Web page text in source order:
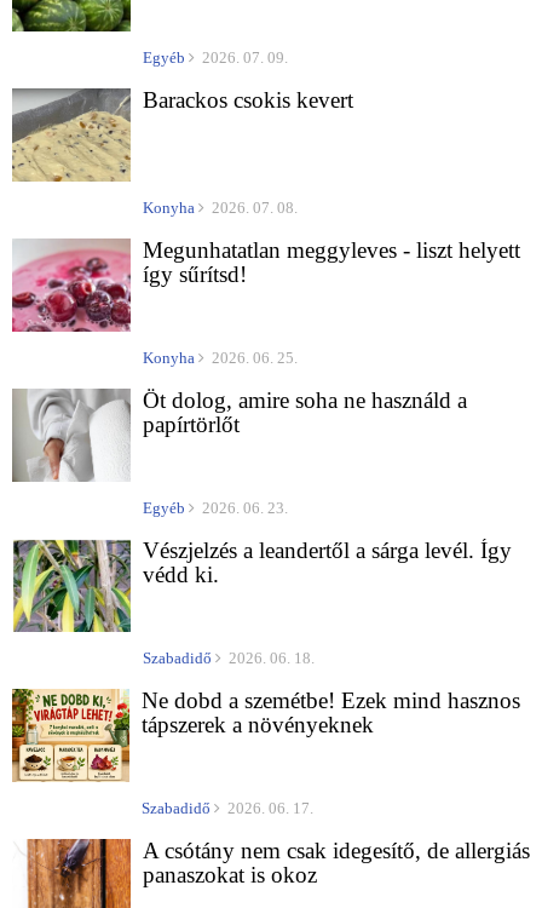
Egyéb 2026. 07. 09.
Barackos csokis kevert
Konyha 2026. 07. 08.
Megunhatatlan meggyleves - liszt helyett
így sűrítsd!
Konyha 2026. 06. 25.
Öt dolog, amire soha ne használd a
papírtörlőt
Egyéb 2026. 06. 23.
Vészjelzés a leandertől a sárga levél. Így
védd ki.
Szabadidő 2026. 06. 18.
Ne dobd a szemétbe! Ezek mind hasznos
tápszerek a növényeknek
Szabadidő 2026. 06. 17.
A csótány nem csak idegesítő, de allergiás
panaszokat is okoz